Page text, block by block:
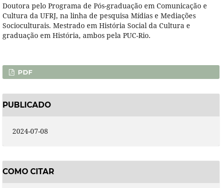
Doutora pelo Programa de Pós-graduação em Comunicação e
Cultura da UFRJ, na linha de pesquisa Mídias e Mediações
Socioculturais. Mestrado em História Social da Cultura e
graduação em História, ambos pela PUC-Rio.
PDF
PUBLICADO
2024-07-08
COMO CITAR